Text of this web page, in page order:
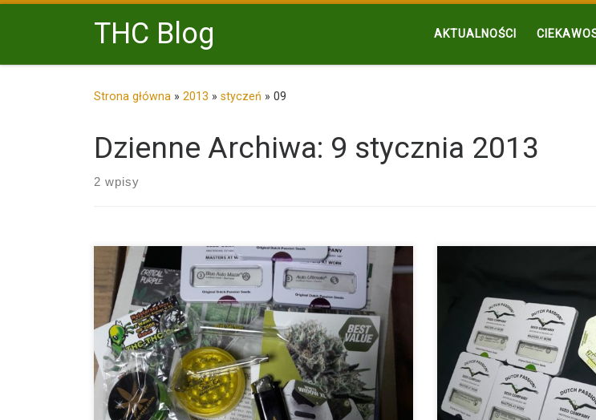
Przejdź do treściTHC Blog AKTUALNOŚCI
Strona główna » 2013 » styczeń » 09
Dzienne Archiwa: 9 stycznia 2013
2 wpisy
Większość ludzi myśli że sprzedaż nasion konopi do celów
kolekcjonerskich […]
Nasiona konopi i konopie
Na […]